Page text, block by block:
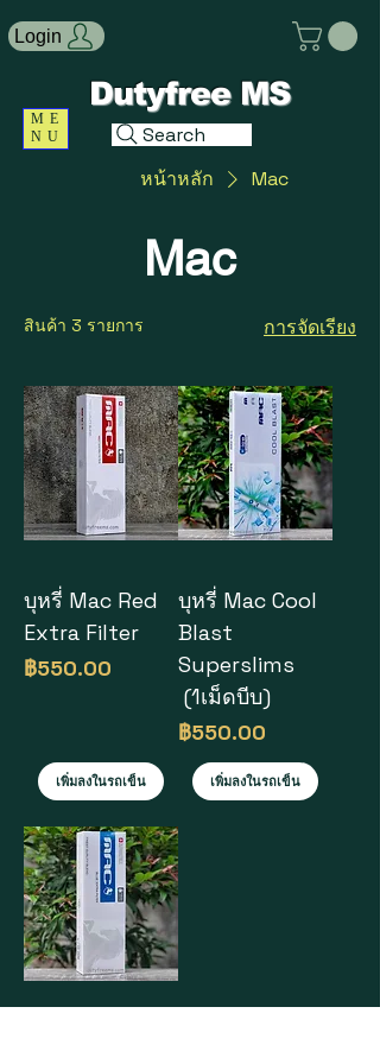
ME
NU
Search
Login
Dutyfree MS
หน้าหลัก Mac
Mac
สินค้า 3 รายการ การจัดเรียง
บุหรี่ Mac Red
Extra Filter
ราคา
฿550.00
เพิ่มลงในรถเข็น
บุหรี่ Mac Cool
Blast
Superslims
(1เม็ดบีบ)
ราคา
฿550.00
เพิ่มลงในรถเข็น